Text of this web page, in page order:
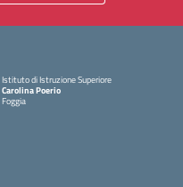
Istituto di Istruzione Superiore
Carolina Poerio
Foggia
— Visita la pagina iniziale della scuola